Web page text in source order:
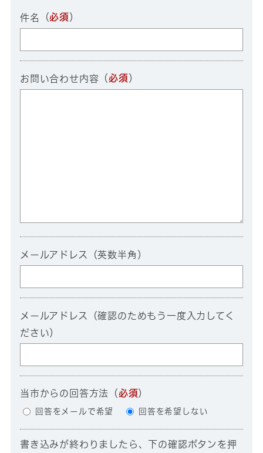
件名 （必須 ）
お問い合わせ内容 （必須 ）
メールアドレス（英数半角）
メールアドレス（確認のためもう一度入力してく
ださい）
当市からの回答方法 （必須）
回答をメールで希望 回答を希望しない
書き込みが終わりましたら、下の確認ボタンを押